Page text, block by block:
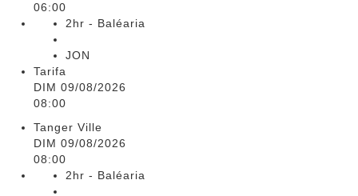
06:00
2hr - Baléaria
JON
Tarifa
DIM 09/08/2026
08:00
Tanger Ville
DIM 09/08/2026
08:00
2hr - Baléaria